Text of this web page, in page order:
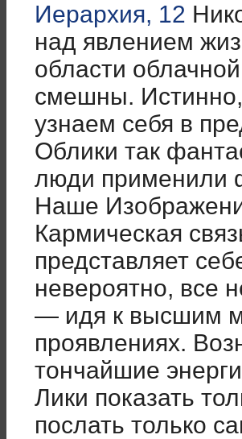
Иерархия, 12
над явлением
области
смешны.
узнаем себя в
Облики так
люди применили
Наше
Кармическая
представляет
невероятно, все
— идя к высшим
проявлениях.
тончайшие
Лики показать
послать только